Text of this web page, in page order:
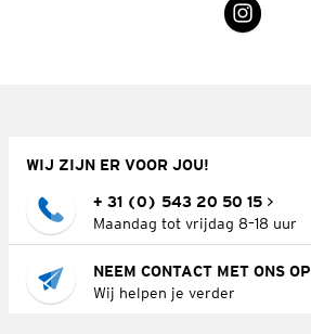
WIJ ZIJN ER VOOR JOU!
+ 31 (0) 543 20 50 15
Maandag tot vrijdag 8–18 uur
NEEM CONTACT MET ONS OP
Wij helpen je verder